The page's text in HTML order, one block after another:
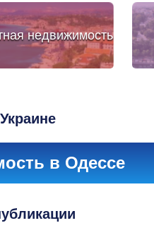
недвижимость
в Одессе